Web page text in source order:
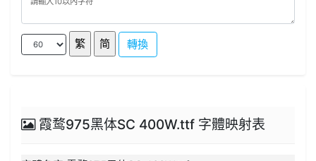
轉換
霞鹜975黑体SC 400W.ttf 字體映射表